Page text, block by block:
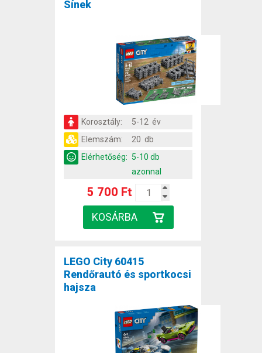
Sínek
Korosztály:
5-12 év
Elemszám:
20 db
Elérhetőség: 5-10 db
azonnal
5 700 Ft
LEGO City 60415
Rendőrautó és sportkocsi
hajsza